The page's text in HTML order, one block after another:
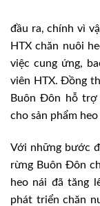
đầu ra, chính vì
HTX chăn nuôi
việc cung ứng,
viên HTX. Đồng
Buôn Đôn hỗ trợ
cho sản phẩm
Với những bước
rừng Buôn Đôn
heo nái đã tăng
phát triển chăn